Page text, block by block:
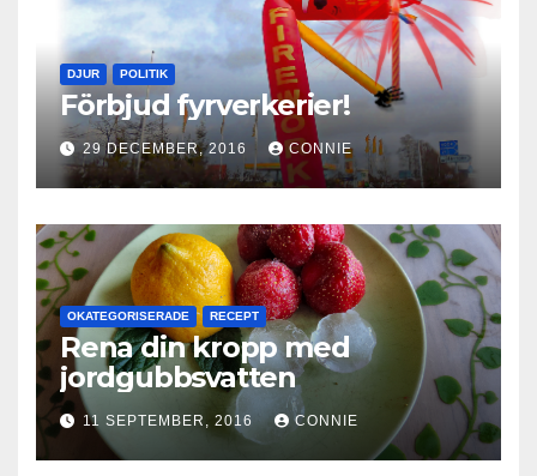
DJUR POLITIK
Förbjud fyrverkerier!
29 DECEMBER, 2016 CONNIE
OKATEGORISERADE RECEPT
Rena din kropp med
jordgubbsvatten
11 SEPTEMBER, 2016 CONNIE